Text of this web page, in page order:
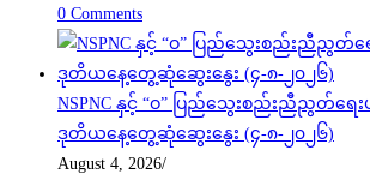
0 Comments
NSPNC နှင့် “ဝ” ပြည်သွေးစည်းညီညွတ်ရေး
ဒုတိယနေ့တွေ့ဆုံဆွေးနွေး (၄-၈-၂၀၂၆)
August 4, 2026/